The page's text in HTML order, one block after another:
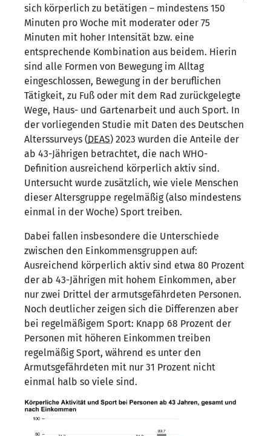
sich körperlich zu betätigen – mindestens 150
Minuten pro Woche mit moderater oder 75
Minuten mit hoher Intensität bzw. eine
entsprechende Kombination aus beidem. Hierin
sind alle Formen von Bewegung im Alltag
eingeschlossen, Bewegung in der beruflichen
Tätigkeit, zu Fuß oder mit dem Rad zurückgelegte
Wege, Haus- und Gartenarbeit und auch Sport. In
der vorliegenden Studie mit Daten des Deutschen
Alterssurveys (DEAS) 2023 wurden die Anteile der
ab 43-Jährigen betrachtet, die nach WHO-
Definition ausreichend körperlich aktiv sind.
Untersucht wurde zusätzlich, wie viele Menschen
dieser Altersgruppe regelmäßig (also mindestens
einmal in der Woche) Sport treiben.
Dabei fallen insbesondere die Unterschiede
zwischen den Einkommensgruppen auf:
Ausreichend körperlich aktiv sind etwa 80 Prozent
der ab 43-Jährigen mit hohem Einkommen, aber
nur zwei Drittel der armutsgefährdeten Personen.
Noch deutlicher zeigen sich die Differenzen aber
bei regelmäßigem Sport: Knapp 68 Prozent der
Personen mit höheren Einkommen treiben
regelmäßig Sport, während es unter den
Armutsgefährdeten mit nur 31 Prozent nicht
einmal halb so viele sind.